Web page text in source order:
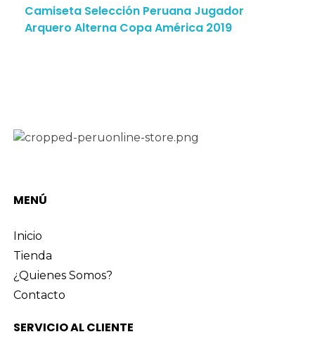
Camiseta Selección Peruana Jugador
Arquero Alterna Copa América 2019
MENÚ
Inicio
Tienda
¿Quienes Somos?
Contacto
SERVICIO AL CLIENTE